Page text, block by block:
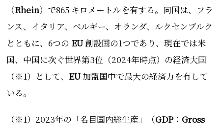
（Rhein） で865 キロメートルを有する。同国は、フラ
ンス、イタリア、ベルギー、オランダ、ルクセンブルク
とともに、6つの EU創設国の1つであり、現在では米
国、中国に次ぐ世界第3位（2024年時点）の経済大国
（※1） として、 EU加盟国中で最大の経済力を有して
いる。
（※1）2023年の「名目国内総生産」（GDP：Gross